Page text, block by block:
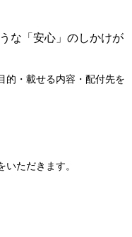
な「安心」のしかけが
的・載せる内容・配付先を
ただきます。